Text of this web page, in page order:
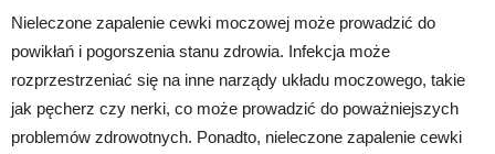
Nieleczone zapalenie cewki moczowej może prowadzić do
powikłań i pogorszenia stanu zdrowia. Infekcja może
rozprzestrzeniać się na inne narządy układu moczowego, takie
jak pęcherz czy nerki, co może prowadzić do poważniejszych
problemów zdrowotnych. Ponadto, nieleczone zapalenie cewki